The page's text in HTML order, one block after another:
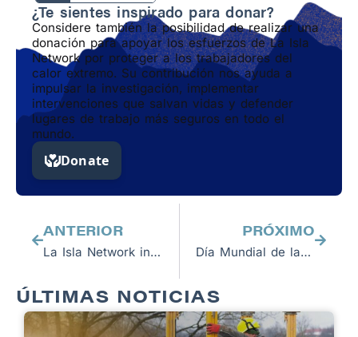
¿Te sientes inspirado para donar?
Considere también la posibilidad de realizar una
donación para apoyar los esfuerzos de La Isla
Network por proteger a los trabajadores del
calor extremo. Su contribución nos ayuda a
impulsar la investigación, implementar
intervenciones que salvan vidas y defender
lugares de trabajo más seguros en todo el
mundo.
ANTERIOR
La Isla Network invitado a participar en conferencia sobre estrés por calor ocupacional
PRÓXIMO
Día Mundial de la Seguridad y Salud en el Trabajo
ÚLTIMAS NOTICIAS